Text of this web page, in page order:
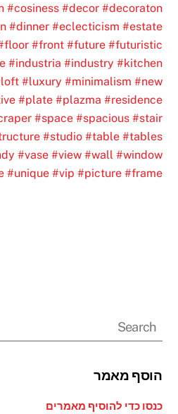
#cosiness #decor #decoraton
#dinner #eclecticism #estate
#front #future #futuristic
#industria #industry #kitchen
#luxury #minimalism #new
#plate #plazma #residence
#space #spacious #stair
#studio #table #tables
#vase #view #wall #window
#unique #vip #picture #frame
הוסף מאמר
כנסו כדי להוסיף מאמרים